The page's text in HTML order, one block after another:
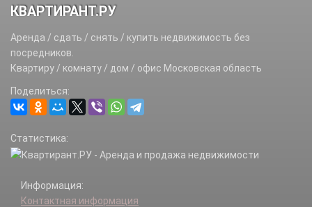
КВАРТИРАНТ.РУ
Аренда / сдать / снять / купить недвижимость без
посредников.
Квартиру / комнату / дом / офис Московская область
Поделиться:
Статистика:
Информация:
Контактная информация